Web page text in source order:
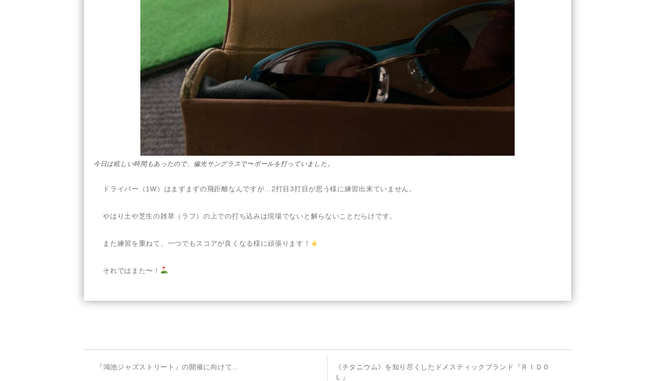
今日は眩しい時間もあったので、偏光サングラスで〜ボールを打っていました。
ドライバー（1W）はまずまずの飛距離なんですが…2打目3打目が思う様に練習出来ていません。
やはり土や芝生の雑草（ラフ）の上での打ち込みは現場でないと解らないことだらけです。
また練習を重ねて、一つでもスコアが良くなる様に頑張ります！
それではまた〜！
前『鴻池ジャズストリート』の開催に向けて…
次
の
《チタニウム》を知り尽くしたドメスティックブランド『ＲＩＤＯ
Ｌ』